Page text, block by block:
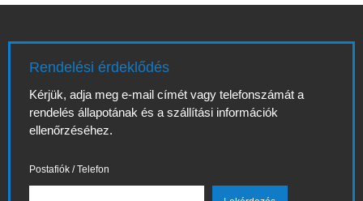
Rendelési érdeklődés
Kérjük, adja meg e-mail címét vagy telefonszámát a
rendelés állapotának és a szállítási információk
ellenőrzéséhez.
Postafiók / Telefon